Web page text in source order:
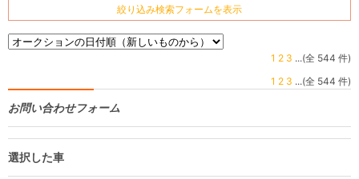
絞り込み検索フォームを表示
1 2 3 ...(全 544 件)
1 2 3 ...(全 544 件)
お問い合わせフォーム
選択した車